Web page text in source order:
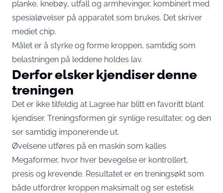
planke, knebøy, utfall og armhevinger, kombinert med
spesialøvelser på apparatet som brukes. Det skriver
mediet chip.
Målet er å styrke og forme kroppen, samtidig som
belastningen på leddene holdes lav.
Derfor elsker kjendiser denne
treningen
Det er ikke tilfeldig at Lagree har blitt en favoritt blant
kjendiser. Treningsformen gir synlige resultater, og den
ser samtidig imponerende ut.
Øvelsene utføres på en maskin som kalles
Megaformer, hvor hver bevegelse er kontrollert,
presis og krevende. Resultatet er en treningsøkt som
både utfordrer kroppen maksimalt og ser estetisk